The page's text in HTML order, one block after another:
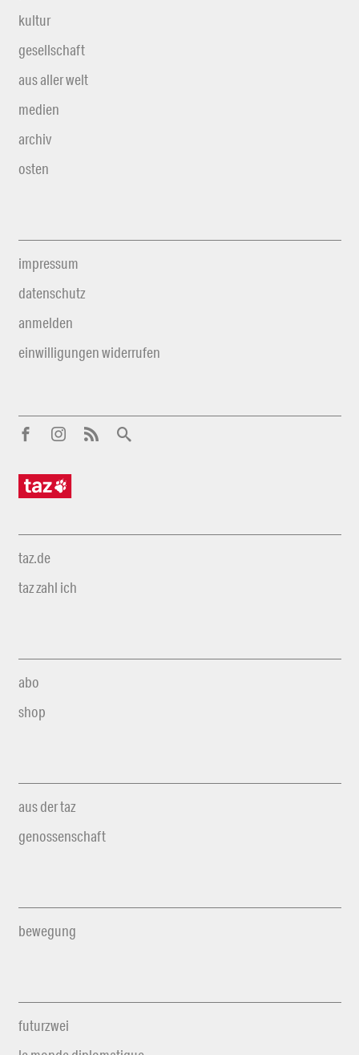
kultur
gesellschaft
aus aller welt
medien
archiv
osten
impressum
datenschutz
anmelden
einwilligungen widerrufen
taz.de
taz zahl ich
abo
shop
aus der taz
genossenschaft
bewegung
futurzwei